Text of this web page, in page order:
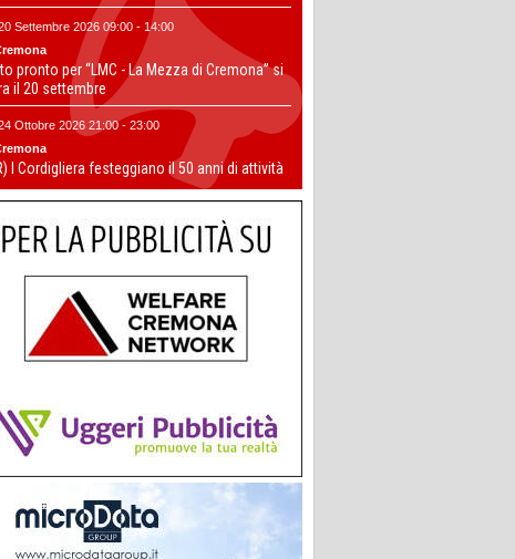
Settembre 2026 09:00 - 14:00
pronto per “LMC - La Mezza di Cremona” si
il 20 settembre
Ottobre 2026 21:00 - 23:00
I Cordigliera festeggiano il 50 anni di attività